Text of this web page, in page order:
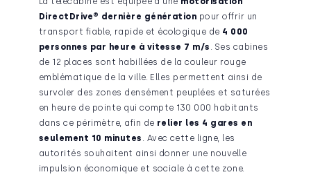
DirectDrive® dernière génération pour offrir un
trans­port fiable, rapide et écologique de 4 000
personnes par heure à vitesse 7 m/s
. Ses cabines
de 12 places sont habillées de la couleur rouge
emblématique de la ville. Elles permettent ainsi de
survo­ler des zones densément peuplées et saturées
en heure de pointe qui compte 130 000 habitants
dans ce périmètre, afin de relier les 4 gares en
seulement 10 minutes
. Avec cette ligne, les
autorités souhaitent ainsi donner une nouvelle
impulsion économique et sociale à cette zone.